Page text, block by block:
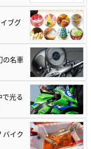
ブグ
の名車
で光る
バイク